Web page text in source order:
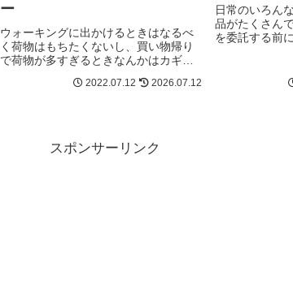
ー
ウォーキングに出かけるときはなるべ
く荷物はもちたくないし、買い物帰り
で荷物が多すぎるときなんかはカギを
取り出すのも面倒です。そこで、前か
ら気になっていた「スマートロック」
2022.07.12 2026.07.12
日常のいろん
品がたくさん
を委託する前
い生活環境を
スポンサーリンク